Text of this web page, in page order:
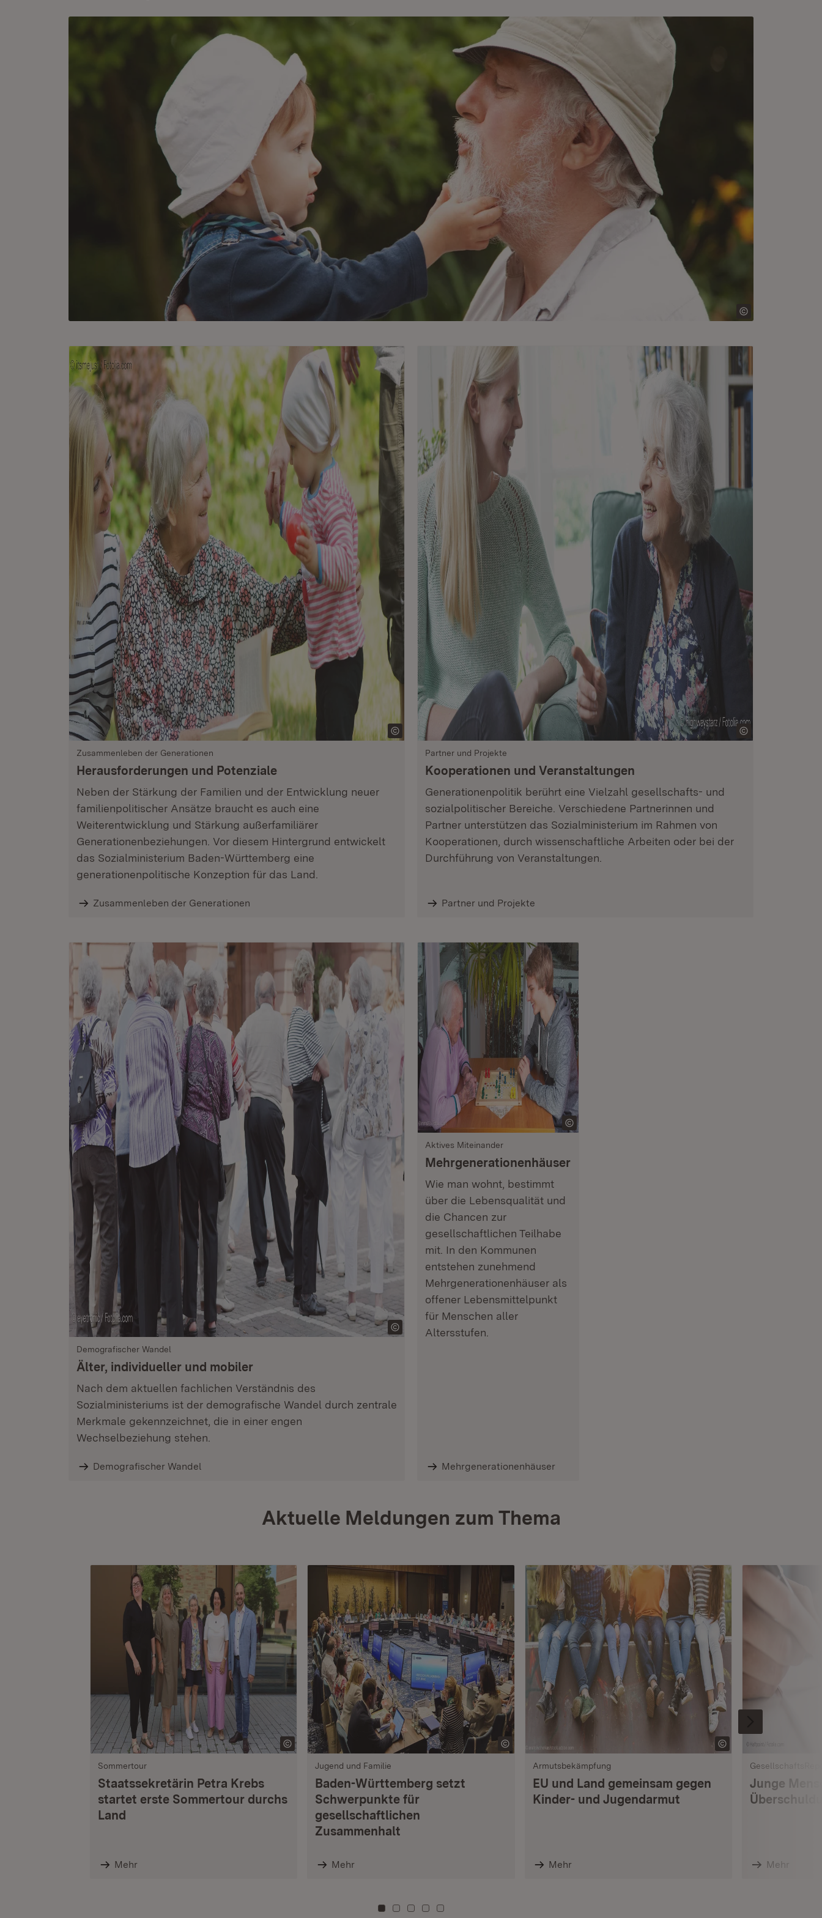
Zusammenleben der Generationen
Herausforderungen und Potenziale
Neben der Stärkung der Familien und der Entwicklung neuer
familienpolitischer Ansätze braucht es auch eine
Weiterentwicklung und Stärkung außerfamiliärer
Generationenbeziehungen. Vor diesem Hintergrund entwickelt
das Sozialministerium Baden-Württemberg eine
generationenpolitische Konzeption für das Land.
Zusammenleben der Generationen
Partner und Projekte
Kooperationen und Veranstaltungen
Generationenpolitik berührt eine Vielzahl gesellschafts- und
sozialpolitischer Bereiche. Verschiedene Partnerinnen und
Partner unterstützen das Sozialministerium im Rahmen von
Kooperationen, durch wissenschaftliche Arbeiten oder bei der
Durchführung von Veranstaltungen.
Partner und Projekte
Demografischer Wandel
Älter, individueller und mobiler
Nach dem aktuellen fachlichen Verständnis des
Sozialministeriums ist der demografische Wandel durch zentrale
Merkmale gekennzeichnet, die in einer engen
Wechselbeziehung stehen.
Demografischer Wandel
Aktives Miteinander
Mehrgenerationenhäuser
Wie man wohnt, bestimmt
über die Lebensqualität und
die Chancen zur
gesellschaftlichen Teilhabe
mit. In den Kommunen
entstehen zunehmend
Mehrgenerationenhäuser als
offener Lebensmittelpunkt
für Menschen aller
Altersstufen.
Mehrgenerationenhäuser
Aktuelle Meldungen zum Thema
Sommertour
Staatssekretärin Petra Krebs
startet erste Sommertour durchs
Land
Mehr
Jugend und Familie
Baden-Württemberg setzt
Schwerpunkte für
gesellschaftlichen
Zusammenhalt
Mehr
Armutsbekämpfung
EU und Land gemeinsam gegen
Kinder- und Jugendarmut
Mehr
Junge
Mehr
Zu Kachel: 0
Zu Kachel: 3
Zu Kachel: 6
Zu Kachel: 9
Zu Kachel: 12